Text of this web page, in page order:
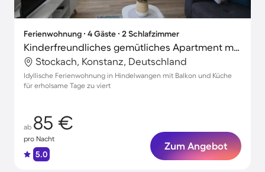
Ferienwohnung ∙ 4 Gäste ∙ 2 Schlafzimmer
Kinderfreundliches gemütliches Apartment mit schnellem Internet | Ideal für Homeoffice
Stockach, Konstanz, Deutschland
Idyllische Ferienwohnung in Hindelwangen mit Balkon und Küche
für erholsame Tage zu viert
ab 85 €
pro Nacht
5.0
Zum Angebot